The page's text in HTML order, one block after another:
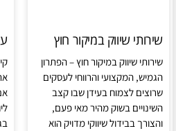
שירותי שיווק במיקור חוץ
שירותי שיווק במיקור חוץ – הפתרון
הגמיש, המקצועי והרווחי לעסקים
שרוצים לצמוח בעידן שבו קצב
השינויים בשוק מהיר מאי פעם,
והצורך בבידול שיווקי מדויק הוא